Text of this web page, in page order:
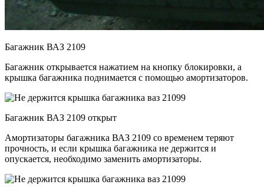
Багажник ВАЗ 2109
Багажник открывается нажатием на кнопку блокировки, а
крышка багажника поднимается с помощью амортизаторов.
Багажник ВАЗ 2109 открыт
Амортизаторы багажника ВАЗ 2109 со временем теряют
прочность, и если крышка багажника не держится и
опускается, необходимо заменить амортизаторы.